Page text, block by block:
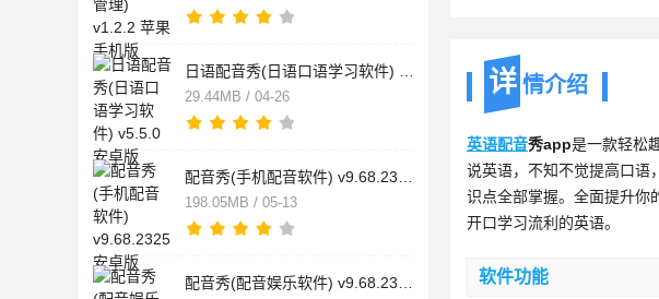
29.44MB / 04-26
198.05MB / 05-13
详 情介绍
英语配音秀app是一款轻松
说英语，不知不觉提高口语
识点全部掌握。全面提升你
开口学习流利的英语。
软件功能